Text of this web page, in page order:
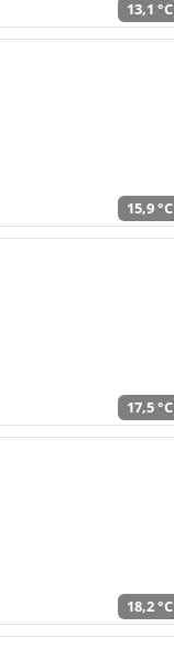
13,1 °C
15,9 °C
17,5 °C
18,2 °C